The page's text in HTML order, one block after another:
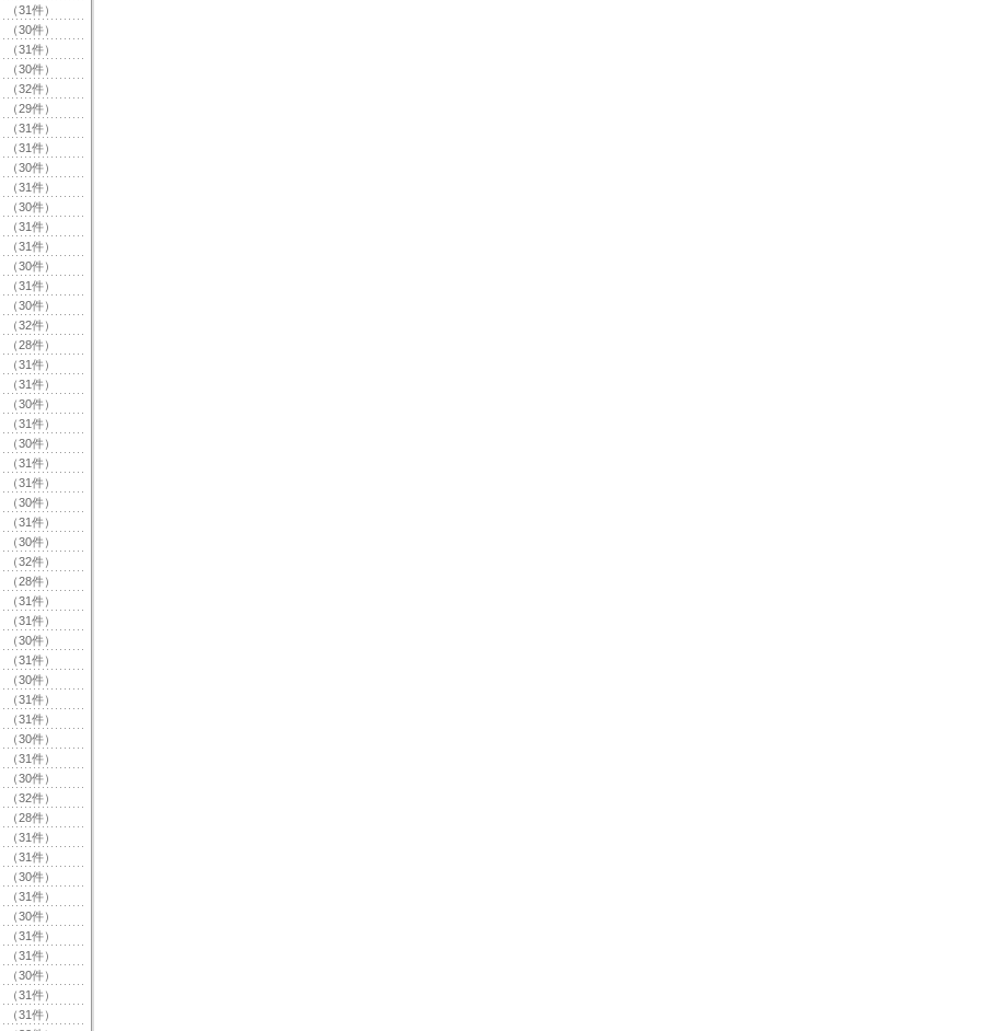
（31件）
（30件）
（31件）
（30件）
（32件）
（29件）
（31件）
（31件）
（30件）
（31件）
（30件）
（31件）
（31件）
（30件）
（31件）
（30件）
（32件）
（28件）
（31件）
（31件）
（30件）
（31件）
（30件）
（31件）
（31件）
（30件）
（31件）
（30件）
（32件）
（28件）
（31件）
（31件）
（30件）
（31件）
（30件）
（31件）
（31件）
（30件）
（31件）
（30件）
（32件）
（28件）
（31件）
（31件）
（30件）
（31件）
（30件）
（31件）
（31件）
（30件）
（31件）
（31件）